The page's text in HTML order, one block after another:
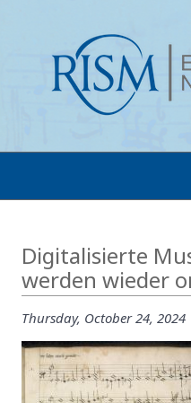
Digitalisierte
werden wieder
Thursday, October 24, 2024